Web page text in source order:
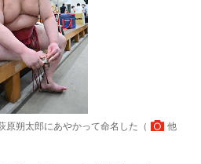
原朔太郎にあやかって命名した（
他